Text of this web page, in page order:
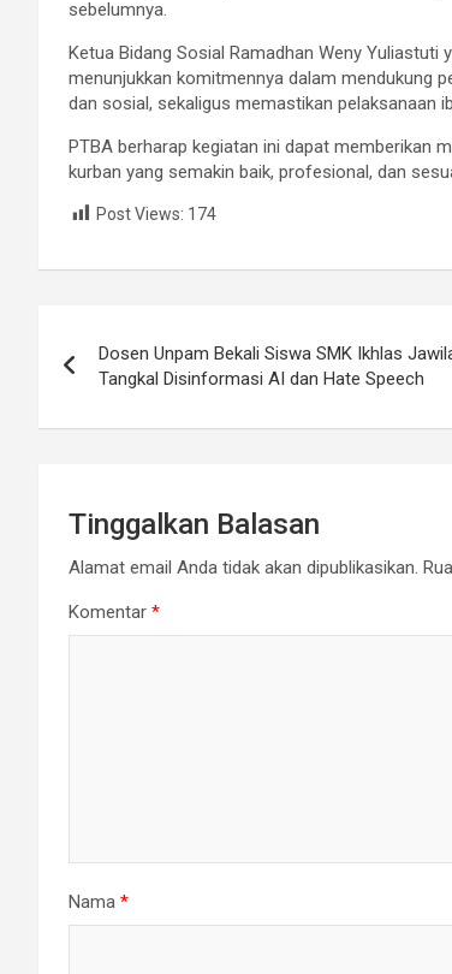
sebelumnya.
Ketua Bidang Sosial Ramadhan Weny Yuliastuti
menunjukkan komitmennya dalam mendukung
dan sosial, sekaligus memastikan pelaksanaan
PTBA berharap kegiatan ini dapat memberikan
kurban yang semakin baik, profesional, dan
Post Views: 174
pos
Dosen Unpam Bekali Siswa SMK Ikhlas
Tangkal Disinformasi AI dan Hate Speech
Tinggalkan Balasan
Alamat email Anda tidak akan dipublikasikan.
Komentar *
Nama *